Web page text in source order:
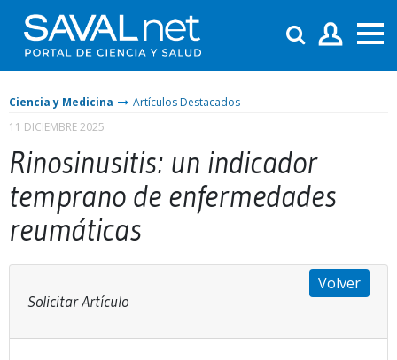
Ciencia y Medicina
Artículos Destacados
11 DICIEMBRE 2025
Rinosinusitis: un indicador
temprano de enfermedades
reumáticas
Solicitar Artículo
Volver